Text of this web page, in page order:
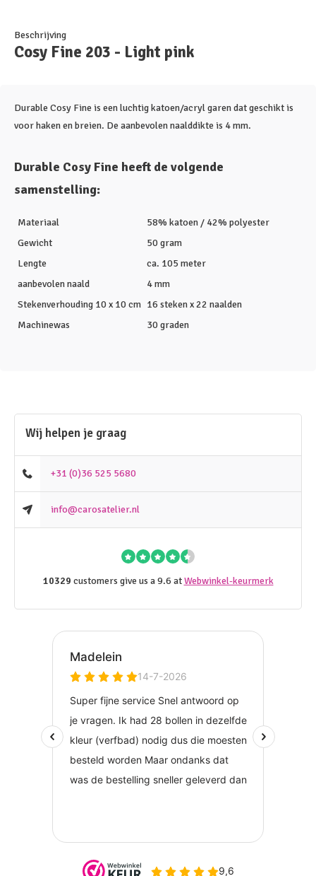
Beschrijving
Cosy Fine 203 - Light pink
Durable Cosy Fine is een luchtig katoen/acryl garen dat geschikt is
voor haken en breien. De aanbevolen naalddikte is 4 mm.
Durable Cosy Fine heeft de volgende
samenstelling:
Materiaal
58% katoen / 42% polyester
Gewicht
50 gram
Lengte
ca. 105 meter
aanbevolen naald
4 mm
Stekenverhouding 10 x 10 cm 16 steken x 22 naalden
Machinewas
30 graden
Wij helpen je graag
+31 (0)36 525 5680
info@carosatelier.nl
10329 customers give us a 9.6 atWebwinkel-keurmerk